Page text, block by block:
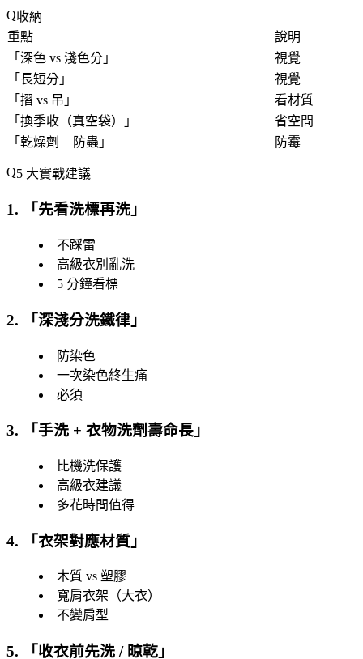
收納
重點
說明
「 深色 vs 淺色分 」
視覺
「 長短分 」
視覺
「 摺 vs 吊 」
看材質
「 換季收（真空袋） 」
省空間
「 乾燥劑 + 防蟲 」 防霉
5 大實戰建議
1. 「 先看洗標再洗 」
不踩雷
高級衣別亂洗
5 分鐘看標
2. 「深淺分洗鐵律 」
防染色
一次染色終生痛
必須
3. 「 手洗 + 衣物洗劑壽命長 」
比機洗保護
高級衣建議
多花時間值得
4. 「衣架對應材質 」
木質 vs 塑膠
寬肩衣架（大衣）
不變肩型
5. 「 收衣前先洗 / 晾乾 」